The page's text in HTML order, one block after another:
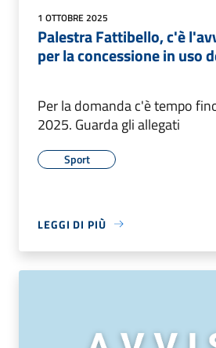
1 OTTOBRE 2025
Palestra Fattibello, c'è
per la concessione in uso
Per la domanda c'è tempo
2025. Guarda gli allegati
Sport
LEGGI DI PIÙ